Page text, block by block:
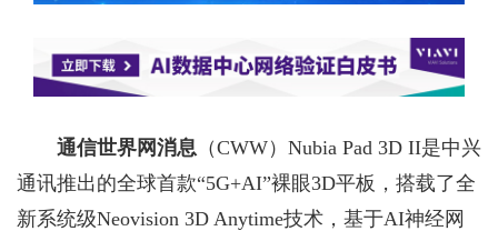
通信世界网消息 （CWW） Nubia Pad 3D II是中兴
通讯推出的全球首款“5G+AI”裸眼3D平板，搭载了全
新系统级Neovision 3D Anytime技术，基于AI神经网